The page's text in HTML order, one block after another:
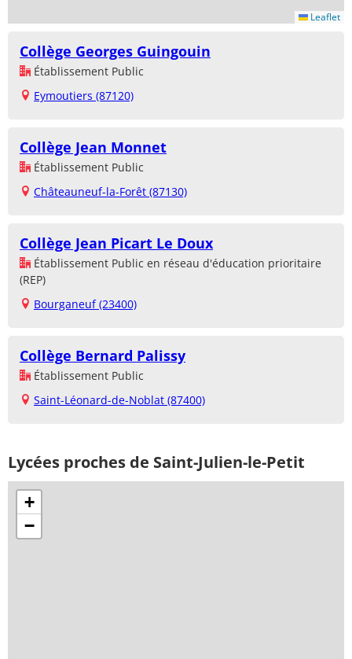
Leaflet
Collège Georges Guingouin
Établissement Public
Eymoutiers (87120)
Collège Jean Monnet
Établissement Public
Châteauneuf-la-Forêt (87130)
Collège Jean Picart Le Doux
Établissement Public en réseau d'éducation prioritaire
(REP)
Bourganeuf (23400)
Collège Bernard Palissy
Établissement Public
Saint-Léonard-de-Noblat (87400)
Lycées proches de Saint-Julien-le-Petit
+
−